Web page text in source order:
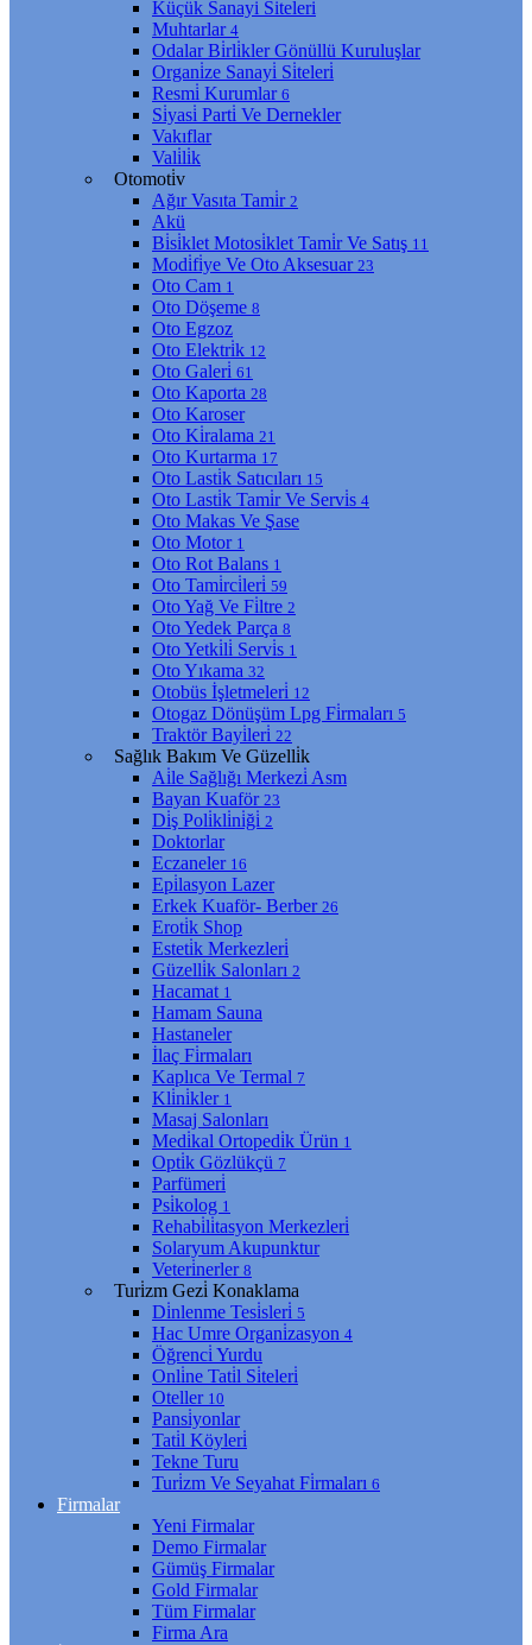
Küçük Sanayi̇ Si̇teleri̇
Muhtarlar 4
Odalar Bi̇rli̇kler Gönüllü Kuruluşlar
Organi̇ze Sanayi̇ Si̇teleri̇
Resmi̇ Kurumlar 6
Si̇yasi̇ Parti̇ Ve Dernekler
Vakıflar
Vali̇li̇k
Otomoti̇v
Ağır Vasıta Tami̇r 2
Akü
Bi̇si̇klet Motosi̇klet Tami̇r Ve Satış 11
Modi̇fi̇ye Ve Oto Aksesuar 23
Oto Cam 1
Oto Döşeme 8
Oto Egzoz
Oto Elektri̇k 12
Oto Galeri̇ 61
Oto Kaporta 28
Oto Karoser
Oto Ki̇ralama 21
Oto Kurtarma 17
Oto Lasti̇k Satıcıları 15
Oto Lasti̇k Tami̇r Ve Servi̇s 4
Oto Makas Ve Şase
Oto Motor 1
Oto Rot Balans 1
Oto Tami̇rci̇leri̇ 59
Oto Yağ Ve Fi̇ltre 2
Oto Yedek Parça 8
Oto Yetki̇li̇ Servi̇s 1
Oto Yıkama 32
Otobüs İşletmeleri̇ 12
Otogaz Dönüşüm Lpg Fi̇rmaları 5
Traktör Bayi̇leri̇ 22
Sağlık Bakım Ve Güzelli̇k
Ai̇le Sağlığı Merkezi̇ Asm
Bayan Kuaför 23
Di̇ş Poli̇kli̇ni̇ği̇ 2
Doktorlar
Eczaneler 16
Epi̇lasyon Lazer
Erkek Kuaför- Berber 26
Eroti̇k Shop
Esteti̇k Merkezleri̇
Güzelli̇k Salonları 2
Hacamat 1
Hamam Sauna
Hastaneler
İlaç Fi̇rmaları
Kaplıca Ve Termal 7
Kli̇ni̇kler 1
Masaj Salonları
Medi̇kal Ortopedi̇k Ürün 1
Opti̇k Gözlükçü 7
Parfümeri̇
Psi̇kolog 1
Rehabi̇li̇tasyon Merkezleri̇
Solaryum Akupunktur
Veteri̇nerler 8
Turi̇zm Gezi̇ Konaklama
Di̇nlenme Tesi̇sleri̇ 5
Hac Umre Organi̇zasyon 4
Öğrenci̇ Yurdu
Onli̇ne Tati̇l Si̇teleri̇
Oteller 10
Pansi̇yonlar
Tati̇l Köyleri̇
Tekne Turu
Turi̇zm Ve Seyahat Fi̇rmaları 6
Firmalar
Yeni Firmalar
Demo Firmalar
Gümüş Firmalar
Gold Firmalar
Tüm Firmalar
Firma Ara